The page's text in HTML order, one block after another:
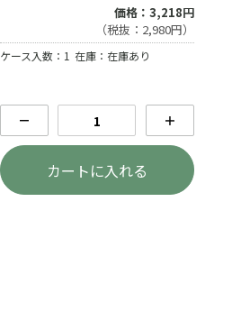
価格：3,218円
（税抜：2,980円）
ケース入数：1 在庫：在庫あり
－ ＋
カートに入れる